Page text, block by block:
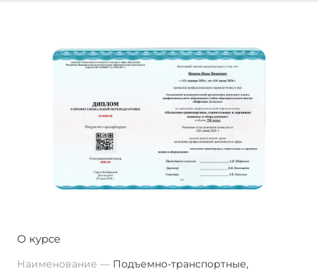
О курсе
Наименование
Подъемно-транспортные,